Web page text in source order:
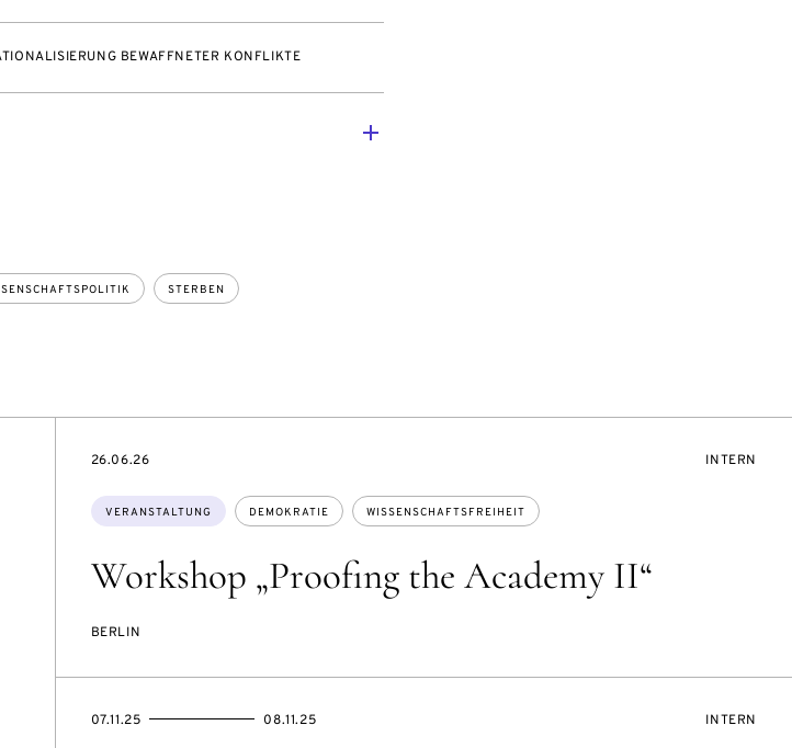
BEWAFFNETER KONFLIKTE
STERBEN
Workshop „Proofing the Academy II“
Themen:
VERANSTALTUNG DEMOKRATIE WISSENSCHAFTSFREIHEIT
EVENTBEGINSON
26.06.26 INTERN
BERLIN
EVENTBEGINSON
07.11.25
EVENTENDSON 08.11.25 INTERN